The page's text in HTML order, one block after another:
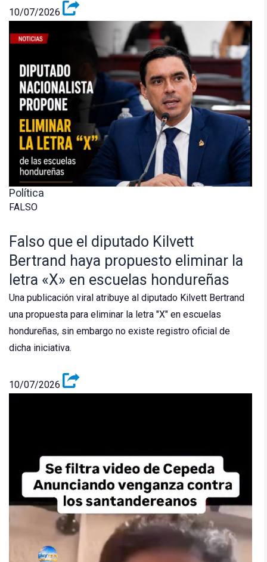
10/07/2026
Política
FALSO
Falso que el diputado Kilvett
Bertrand haya propuesto eliminar la
letra «X» en escuelas hondureñas
Una publicación viral atribuye al diputado Kilvett Bertrand
una propuesta para eliminar la letra "X" en escuelas
hondureñas, sin embargo no existe registro oficial de
dicha iniciativa.
10/07/2026